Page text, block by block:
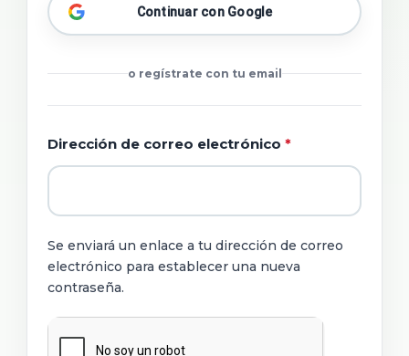
Continuar con Google
o regístrate con tu email
Dirección de correo electrónico *
Se enviará un enlace a tu dirección de correo
electrónico para establecer una nueva
contraseña.